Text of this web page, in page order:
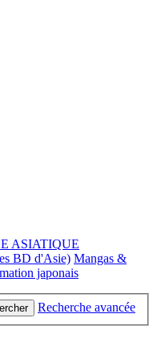
ASIATIQUE
BD d'Asie) Mangas &
japonais
Recherche avancée